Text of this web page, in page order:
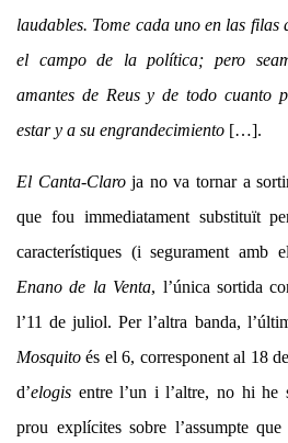
laudables. Tome cada uno en las filas
el campo de la política; pero
amantes de Reus y de todo cuanto
estar y a su engrandecimiento […].
El Canta-Claroja no va tornar a
que fou immediatament substituït
característiques (i segurament amb
Enano de la Venta, l’única sortida
l’11 de juliol. Per l’altra banda,
Mosquitoés el 6, corresponent al 18
d’elogis entre l’un i l’altre, no hi he
prou explícites sobre l’assumpte